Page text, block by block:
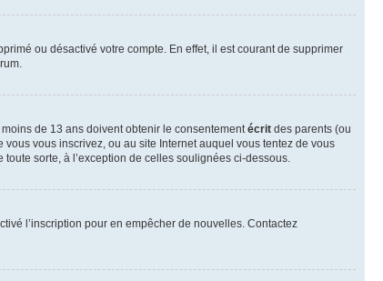
ou désactivé votre compte. En effet, il est courant de supprimer
de 13 ans doivent obtenir le consentement écrit des parents (ou
vous inscrivez, ou au site Internet auquel vous tentez de vous
sorte, à l’exception de celles soulignées ci-dessous.
l’inscription pour en empêcher de nouvelles. Contactez